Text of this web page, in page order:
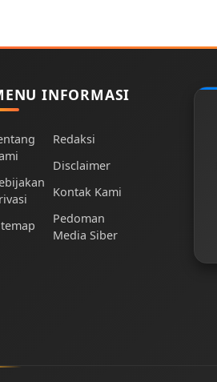
INFORMASI
Redaksi
Disclaimer
Kontak Kami
Pedoman
Media Siber